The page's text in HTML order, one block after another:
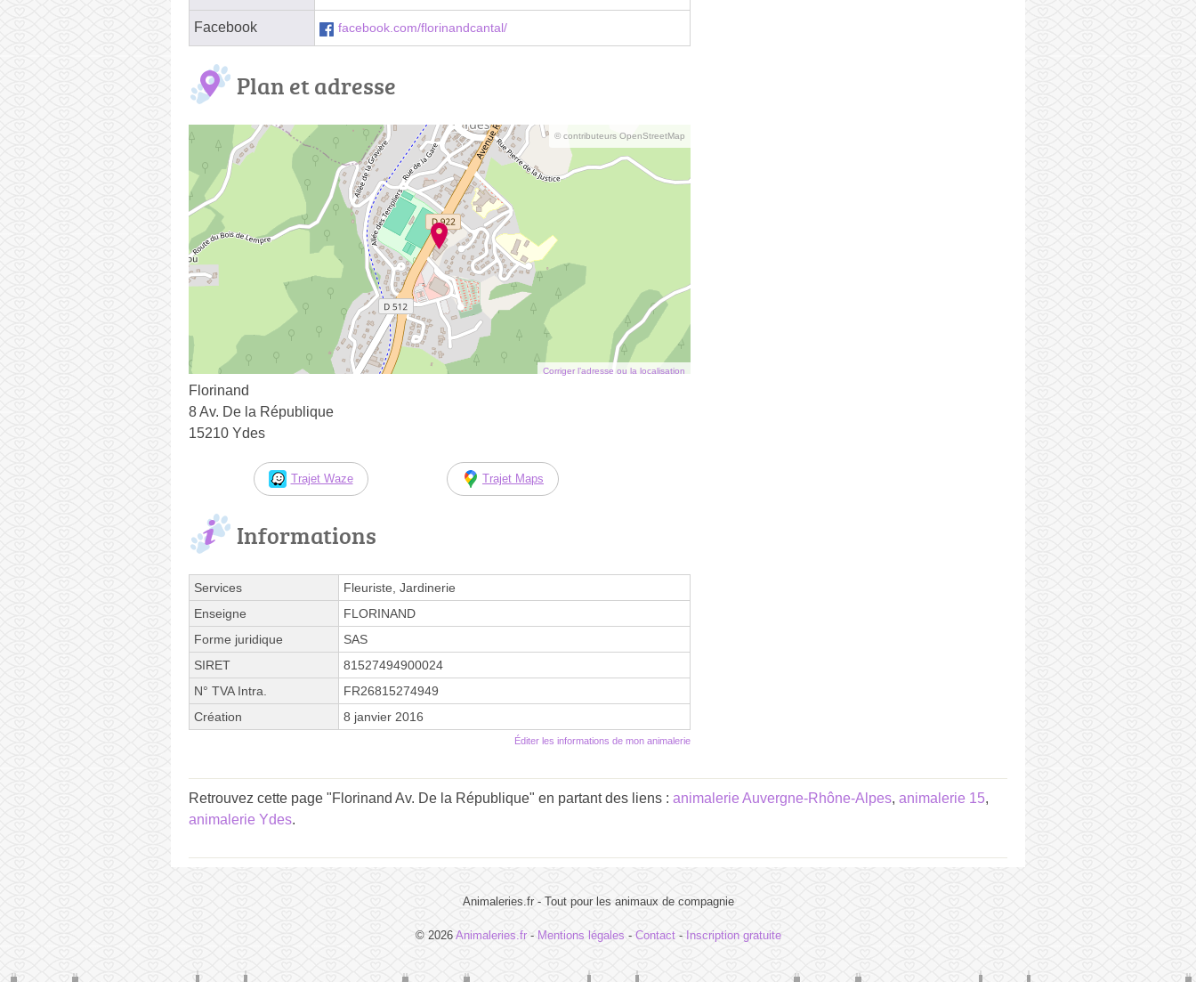
Facebook facebook.com/florinandcantal/
Plan et adresse
© contributeurs OpenStreetMap
Corriger l’adresse ou la localisation
Florinand
8 Av. De la République
15210 Ydes
Trajet Waze Trajet Maps
Informations
Services
Fleuriste, Jardinerie
Enseigne
FLORINAND
Forme juridique
SAS
SIRET
81527494900024
N° TVA Intra.
FR26815274949
Création
8 janvier 2016
Éditer les informations de mon animalerie
Retrouvez cette page "Florinand Av. De la République" en partant des liens : animalerie Auvergne-Rhône-Alpes, animalerie 15,
animalerie Ydes.
Animaleries.fr - Tout pour les animaux de compagnie
© 2026 Animaleries.fr - Mentions légales - Contact- Inscription gratuite